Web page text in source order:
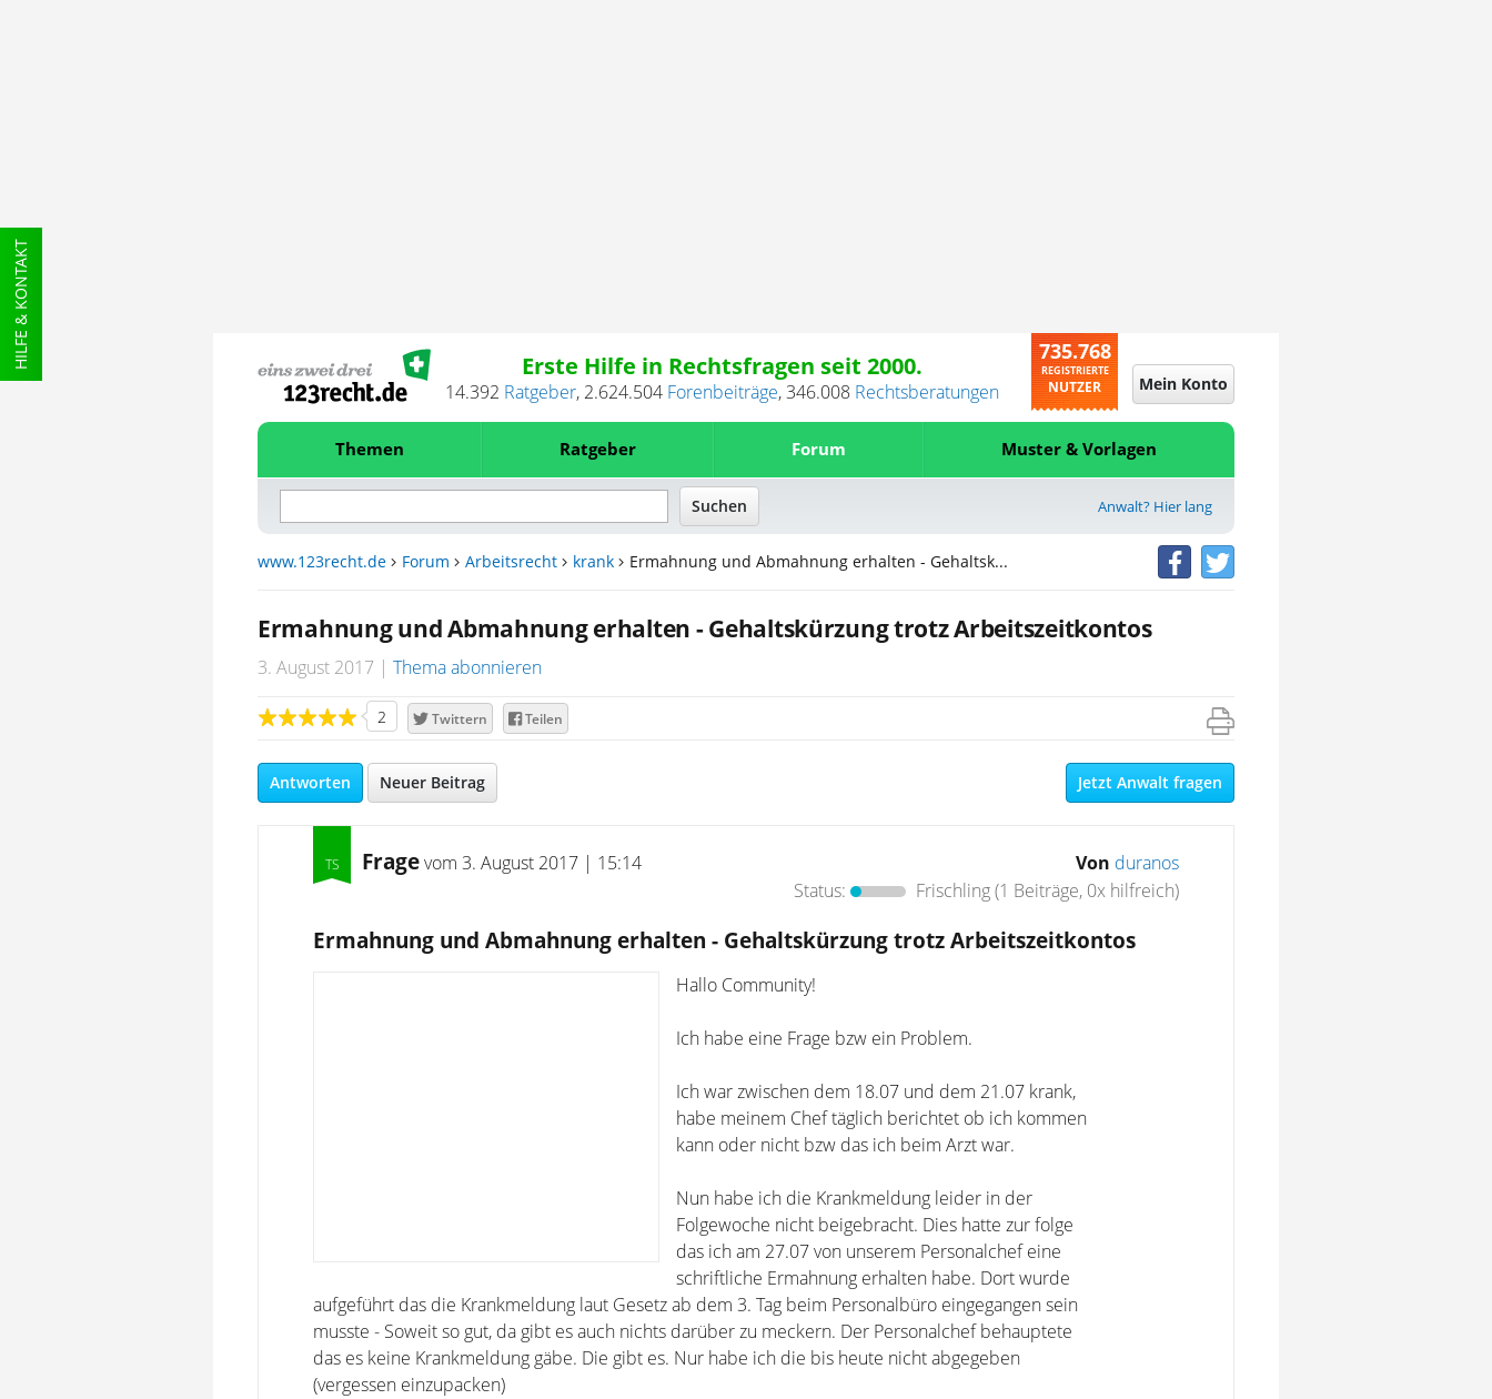
HILFE & KONTAKT Erste Hilfe in Rechtsfragen seit 2000.
14.392 Ratgeber, 2.624.504 Forenbeiträge,346.008 Rechtsberatungen
735.768
REGISTRIERTE
NUTZER Mein Konto
Themen Ratgeber Forum Muster & Vorlagen
Anwalt? Hier lang
www.123recht.de Forum Arbeitsrecht krank Ermahnung und Abmahnung erhalten - Gehaltsk...
Ermahnung und Abmahnung erhalten - Gehaltskürzung trotz Arbeitszeitkontos
3. August 2017 Thema abonnieren
2 Twittern Teilen
Antworten Neuer Beitrag Jetzt Anwalt fragen
Fragevom 3. August 2017 | 15:14 Von duranos
Status:
Frischling(1 Beiträge, 0x hilfreich)
Ermahnung und Abmahnung erhalten - Gehaltskürzung trotz Arbeitszeitkontos
Hallo Community!
Ich habe eine Frage bzw ein Problem.
Ich war zwischen dem 18.07 und dem 21.07 krank,
habe meinem Chef täglich berichtet ob ich kommen
kann oder nicht bzw das ich beim Arzt war.
Nun habe ich die Krankmeldung leider in der
Folgewoche nicht beigebracht. Dies hatte zur folge
das ich am 27.07 von unserem Personalchef eine
schriftliche Ermahnung erhalten habe. Dort wurde
aufgeführt das die Krankmeldung laut Gesetz ab dem 3. Tag beim Personalbüro eingegangen sein
musste - Soweit so gut, da gibt es auch nichts darüber zu meckern. Der Personalchef behauptete
das es keine Krankmeldung gäbe. Die gibt es. Nur habe ich die bis heute nicht abgegeben
(vergessen einzupacken)